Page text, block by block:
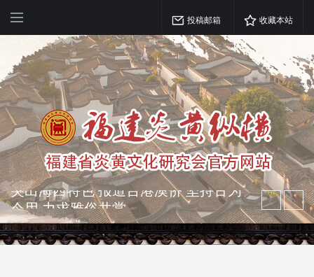
投稿邮箱 收藏本站
弘扬优秀文化 振奋民族精神 介绍民族
瑰宝 宣传中华精英
突出海西特色 报道台港澳侨 坚持古为